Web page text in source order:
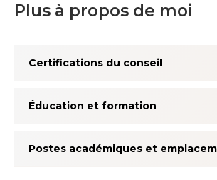
Plus à propos de moi
Certifications du conseil
Éducation et formation
Postes académiques et